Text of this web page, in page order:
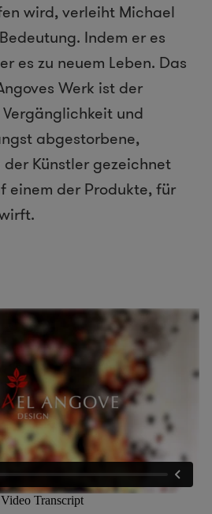
wird, verleiht Michael
Indem er es
es zu neuem Leben. Das
Werk ist der
und
abgestorbene,
Künstler gezeichnet
einem der Produkte, für